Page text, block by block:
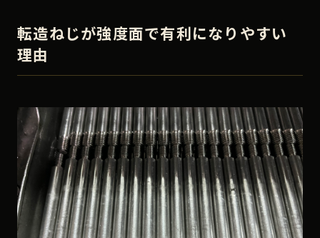
転造ねじが強度面で有利になりやすい
理由